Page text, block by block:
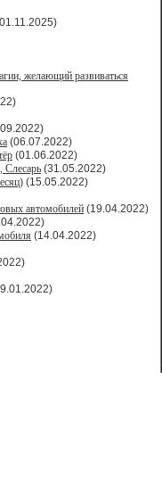
желающий развиваться
(06.07.2022)
(01.06.2022)
Слесарь (31.05.2022)
(15.05.2022)
автомобилей (19.04.2022)
(14.04.2022)